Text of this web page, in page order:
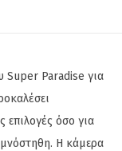
Super Paradise για
επιλογές όσο για
Η κάμερα